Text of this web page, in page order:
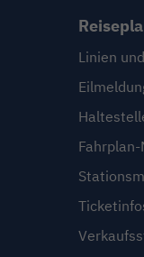
Linien